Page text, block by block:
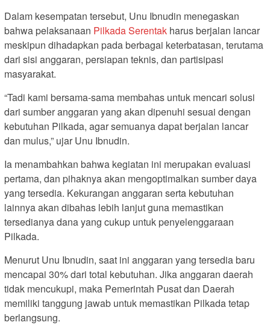
Dalam kesempatan tersebut, Unu Ibnudin menegaskan
bahwa pelaksanaan Pilkada Serentak harus berjalan lancar
meskipun dihadapkan pada berbagai keterbatasan, terutama
dari sisi anggaran, persiapan teknis, dan partisipasi
masyarakat.
“Tadi kami bersama-sama membahas untuk mencari solusi
dari sumber anggaran yang akan dipenuhi sesuai dengan
kebutuhan Pilkada, agar semuanya dapat berjalan lancar
dan mulus,” ujar Unu Ibnudin.
Ia menambahkan bahwa kegiatan ini merupakan evaluasi
pertama, dan pihaknya akan mengoptimalkan sumber daya
yang tersedia. Kekurangan anggaran serta kebutuhan
lainnya akan dibahas lebih lanjut guna memastikan
tersedianya dana yang cukup untuk penyelenggaraan
Pilkada.
Menurut Unu Ibnudin, saat ini anggaran yang tersedia baru
mencapai 30% dari total kebutuhan. Jika anggaran daerah
tidak mencukupi, maka Pemerintah Pusat dan Daerah
memiliki tanggung jawab untuk memastikan Pilkada tetap
berlangsung.